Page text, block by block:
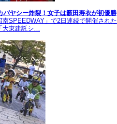
ヤシー炸裂！女子は籔田寿衣が初優勝
SPEEDWAY」で2日連続で開催された
東建託シ…